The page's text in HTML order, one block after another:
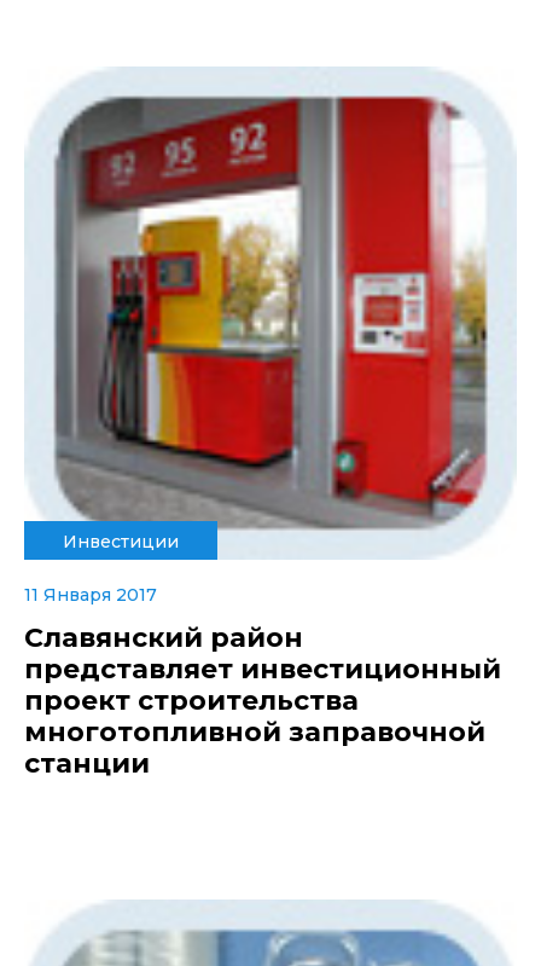
Инвестиции
11 Января 2017
Славянский район
представляет инвестиционный
проект строительства
многотопливной заправочной
станции